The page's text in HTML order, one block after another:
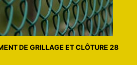
DE GRILLAGE ET CLÔTURE 28